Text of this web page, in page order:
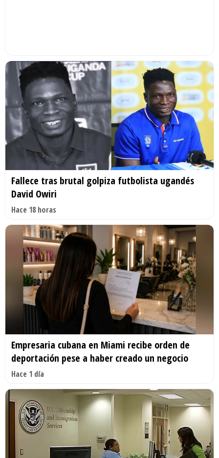
Fallece tras brutal golpiza futbolista ugandés
David Owiri
Hace 18 horas
Empresaria cubana en Miami recibe orden de
deportación pese a haber creado un negocio
Hace 1 día